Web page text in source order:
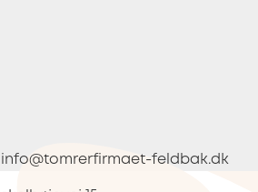
info@tomrerfirmaet-feldbak.dk